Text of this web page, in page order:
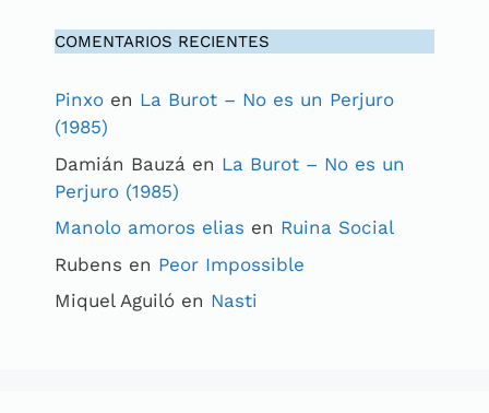
COMENTARIOS RECIENTES
Pinxo en La Burot – No es un Perjuro
(1985)
Damián Bauzá en La Burot – No es un
Perjuro (1985)
Manolo amoros elias en Ruina Social
Rubens en Peor Impossible
Miquel Aguiló en Nasti